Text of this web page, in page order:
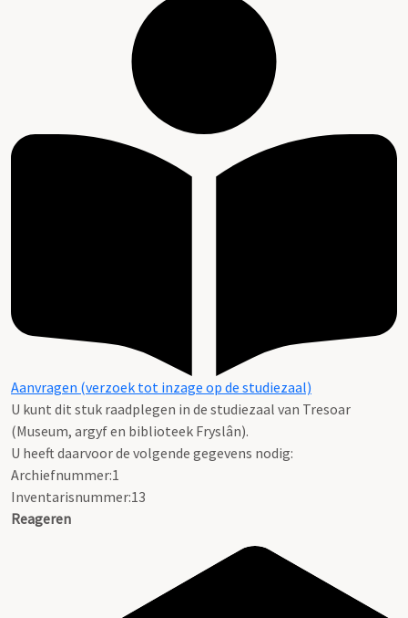
Aanvragen (verzoek tot inzage op de studiezaal)
U kunt dit stuk raadplegen in de studiezaal van Tresoar
(Museum, argyf en biblioteek Fryslân).
U heeft daarvoor de volgende gegevens nodig:
Archiefnummer:1
Inventarisnummer:13
Reageren